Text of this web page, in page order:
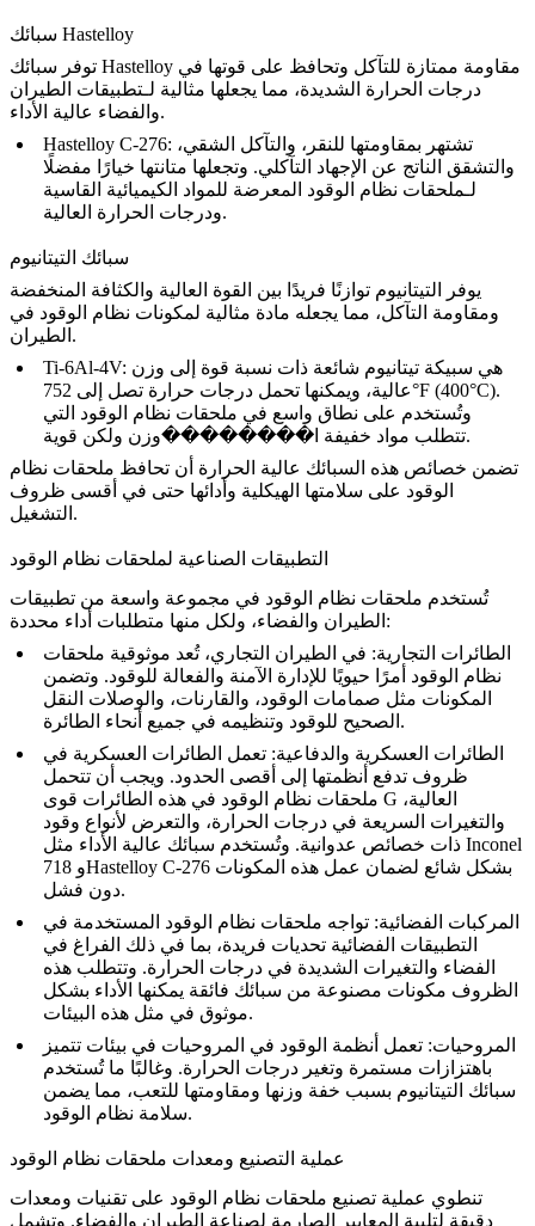
سبائك Hastelloy
توفر سبائك Hastelloy
درجات الحرارة الشديدة، مما يجعلها مثالية لـتطبيقات الطيران
والفضاء عالية الأداء.
Hastelloy C-276: تشتهر بمقاومتها للنقر، والتآكل الشقي،
والتشقق الناتج عن الإجهاد التآكلي. وتجعلها متانتها خيارًا مفضلًا
لـملحقات نظام الوقود المعرضة للمواد الكيميائية القاسية
ودرجات الحرارة العالية.
سبائك التيتانيوم
يوفر
التيتانيوم توازنًا فريدًا بين القوة العالية والكثافة المنخفضة
ومقاومة التآكل، مما يجعله مادة مثالية لمكونات نظام الوقود في
الطيران.
Ti-6Al-4V
: هي سبيكة تيتانيوم شائعة ذات نسبة قوة إلى وزن
عالية، ويمكنها تحمل درجات حرارة تصل إلى 752°F (400°C).
وتُستخدم على نطاق واسع في ملحقات نظام الوقود التي
تتطلب مواد خفيفة ا��������وزن ولكن قوية.
تضمن خصائص هذه السبائك عالية الحرارة أن تحافظ ملحقات نظام
الوقود على سلامتها الهيكلية وأدائها حتى في أقسى ظروف
التشغيل.
التطبيقات الصناعية لملحقات نظام الوقود
تُستخدم ملحقات نظام الوقود في مجموعة واسعة من تطبيقات
الطيران والفضاء، ولكل منها متطلبات أداء محددة:
الطائرات التجارية: في الطيران التجاري، تُعد موثوقية ملحقات
نظام الوقود أمرًا حيويًا للإدارة الآمنة والفعالة للوقود. وتضمن
المكونات مثل صمامات الوقود، والقارنات، والوصلات النقل
الصحيح للوقود وتنظيمه في جميع أنحاء الطائرة.
الطائرات العسكرية والدفاعية: تعمل الطائرات العسكرية في
ظروف تدفع أنظمتها إلى أقصى الحدود. ويجب أن تتحمل
ملحقات نظام الوقود في هذه الطائرات قوى G العالية،
والتغيرات السريعة في درجات الحرارة، والتعرض لأنواع وقود
Inconel
718 وHastelloy C-276
دون فشل.
المركبات الفضائية: تواجه ملحقات نظام الوقود المستخدمة في
التطبيقات الفضائية تحديات فريدة، بما في ذلك الفراغ في
الفضاء والتغيرات الشديدة في درجات الحرارة. وتتطلب هذه
الظروف مكونات مصنوعة من سبائك فائقة يمكنها الأداء بشكل
موثوق في مثل هذه البيئات.
المروحيات: تعمل أنظمة الوقود في المروحيات في بيئات تتميز
باهتزازات مستمرة وتغير درجات الحرارة. وغالبًا ما تُستخدم
سبائك التيتانيوم بسبب خفة وزنها ومقاومتها للتعب، مما يضمن
سلامة نظام الوقود.
عملية التصنيع ومعدات ملحقات نظام الوقود
تنطوي عملية تصنيع ملحقات نظام الوقود على تقنيات ومعدات
دقيقة لتلبية المعايير الصارمة لصناعة الطيران والفضاء. وتشمل